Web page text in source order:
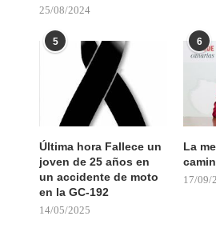
25/08/2024
5
Última hora Fallece un
joven de 25 años en
un accidente de moto
en la GC-192
14/05/2025
6
La
17/09/